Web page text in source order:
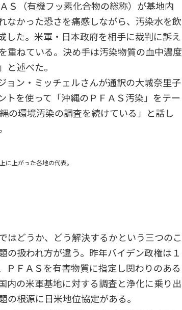
Ｓ（有機フッ素化合物の総称）が基地内
なかった恐さを痛感しながら、汚染水を飲
した。米軍・日本政府を相手に裁判に訴え
重ねている。決め手は汚染物質の血中濃度
述べた。
ン・ミッチェルさんが通訳の大城奈里子
トを使って「沖縄のＰＦＡＳ汚染」をテー
の環境汚染の調査を続けている」と話し
に上がった各地の代表。
どうか、どう解決するかという三つのこ
の扱われ方が違う。昨年バイデン政権は１
ＰＦＡＳを有害物質に指定し関わりのある
内の米軍基地に対する調査と浄化に乗り出
の根源に日米地位協定がある。